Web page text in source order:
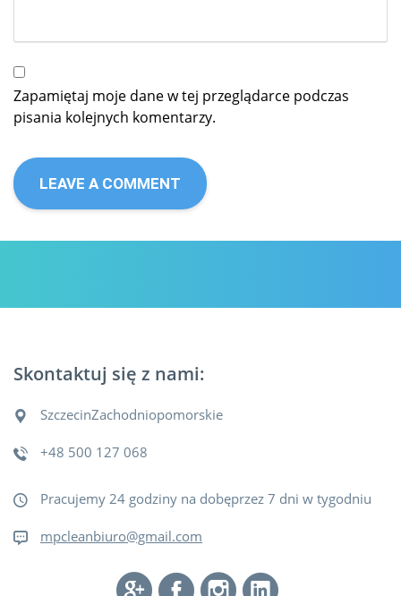
Zapamiętaj moje dane w tej przeglądarce podczas
pisania kolejnych komentarzy.
Skontaktuj się z nami:
SzczecinZachodniopomorskie
+48 500 127 068
Pracujemy 24 godziny na dobęprzez 7 dni w tygodniu
mpcleanbiuro@gmail.com